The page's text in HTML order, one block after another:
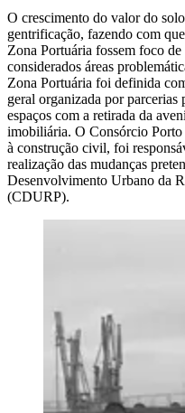
O crescimento do valor do
gentrificação, fazendo com
Zona Portuária fossem foco
considerados áreas
Zona Portuária foi definida
geral organizada por
espaços com a retirada da
imobiliária. O Consórcio
à construção civil, foi
realização das mudanças
Desenvolvimento Urbano da
(CDURP).